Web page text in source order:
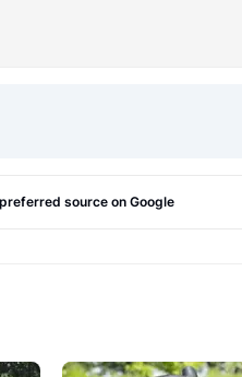
source on Google